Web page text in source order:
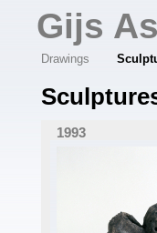
Gijs
Drawings
1993